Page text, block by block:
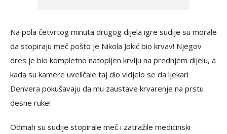
Na pola četvrtog minuta drugog dijela igre sudije su morale
da stopiraju meč pošto je Nikola Jokić bio krvav! Njegov
dres je bio kompletno natopljen krvlju na prednjem dijelu, a
kada su kamere uveličale taj dio vidjelo se da ljekari
Denvera pokušavaju da mu zaustave krvarenje na prstu
desne ruke!
Odmah su sudije stopirale meč i zatražile medicinski